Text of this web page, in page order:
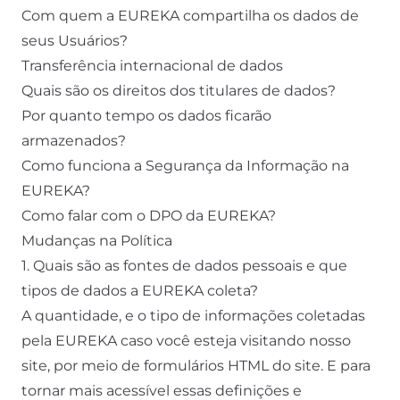
Com quem a EUREKA compartilha os dados de
seus Usuários?
Transferência internacional de dados
Quais são os direitos dos titulares de dados?
Por quanto tempo os dados ficarão
armazenados?
Como funciona a Segurança da Informação na
EUREKA?
Como falar com o DPO da EUREKA?
Mudanças na Política
1. Quais são as fontes de dados pessoais e que
tipos de dados a EUREKA coleta?
A quantidade, e o tipo de informações coletadas
pela EUREKA caso você esteja visitando nosso
site, por meio de formulários HTML do site. E para
tornar mais acessível essas definições e